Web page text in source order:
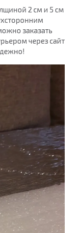
2 см и 5 см
заказать
через сайт